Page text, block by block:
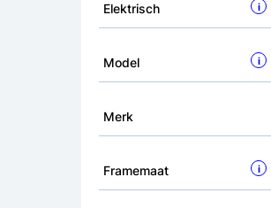
Elektrisch i
Model i
Merk
Framemaat i